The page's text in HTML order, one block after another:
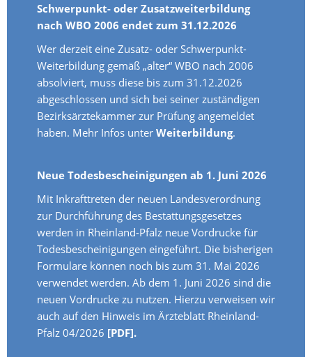
Schwerpunkt- oder Zusatzweiterbildung
nach WBO 2006 endet zum 31.12.2026
Wer derzeit eine Zusatz- oder Schwerpunkt-
Weiterbildung gemäß „alter“ WBO nach 2006
absolviert, muss diese bis zum 31.12.2026
abgeschlossen und sich bei seiner zuständigen
Bezirksärztekammer zur Prüfung angemeldet
haben. Mehr Infos unter Weiterbildung.
Neue Todesbescheinigungen ab 1. Juni 2026
Mit Inkrafttreten der neuen Landesverordnung
zur Durchführung des Bestattungsgesetzes
werden in Rheinland-Pfalz neue Vordrucke für
Todesbescheinigungen eingeführt. Die bisherigen
Formulare können noch bis zum 31. Mai 2026
verwendet werden. Ab dem 1. Juni 2026 sind die
neuen Vordrucke zu nutzen. Hierzu verweisen wir
auch auf den Hinweis im Ärzteblatt Rheinland-
Pfalz 04/2026 [PDF].